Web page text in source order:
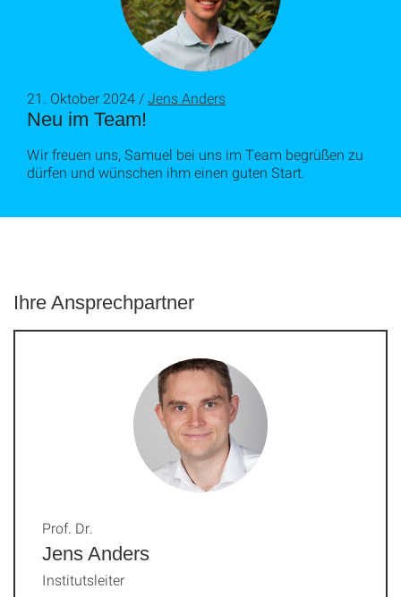
Neu im Team!
21. Oktober 2024 /Jens Anders
Wir freuen uns, Samuel bei uns im Team begrüßen zu
dürfen und wünschen ihm einen guten Start.
Ihre Ansprechpartner
Jens Anders
Prof. Dr.
Institutsleiter